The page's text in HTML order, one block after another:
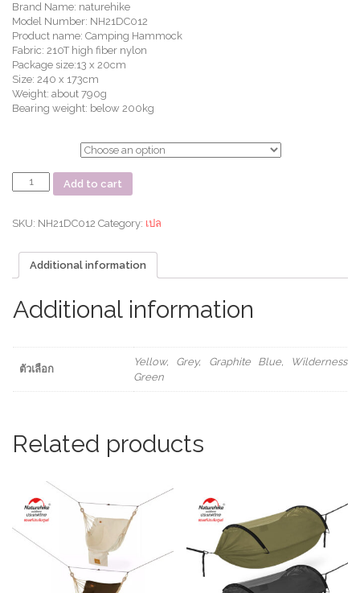
Brand Name: naturehike
Model Number: NH21DC012
Product name: Camping Hammock
Fabric: 210T high fiber nylon
Package size:13 x 20cm
Size: 240 x 173cm
Weight: about 790g
Bearing weight: below 200kg
DC-
inflate
quantity
Add to cart
SKU: NH21DC012 Category: เปล
Additional information
Additional information
ตัวเลือก
Yellow, Grey, Graphite Blue, Wilderness
Green
Related products